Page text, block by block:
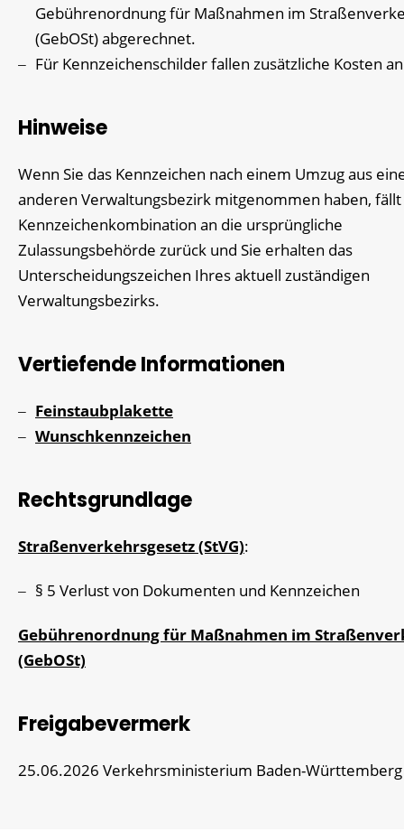
Gebührenordnung für Maßnahmen im
(GebOSt) abgerechnet.
Für Kennzeichenschilder fallen zusätzliche Kosten
Hinweise
Wenn Sie das Kennzeichen nach einem Umzug aus
anderen Verwaltungsbezirk mitgenommen haben,
Kennzeichenkombination an die ursprüngliche
Zulassungsbehörde zurück und Sie erhalten das
Unterscheidungszeichen Ihres aktuell zuständigen
Verwaltungsbezirks.
Vertiefende Informationen
Feinstaubplakette
Wunschkennzeichen
Rechtsgrundlage
Straßenverkehrsgesetz (StVG):
§ 5 Verlust von Dokumenten und Kennzeichen
Gebührenordnung für Maßnahmen im
(GebOSt)
Freigabevermerk
25.06.2026 Verkehrsministerium Baden-Württemberg